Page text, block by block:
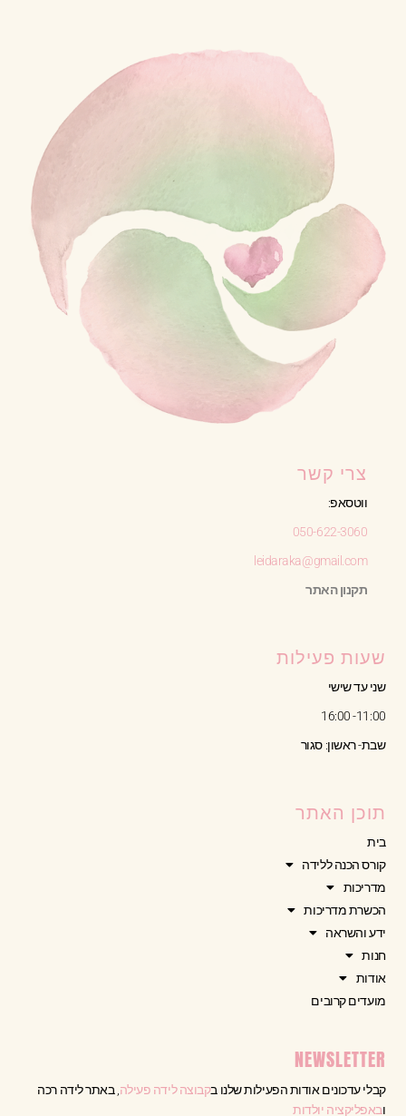
צרי קשר
ווטסאפ:
050-622-3060
leidaraka@gmail.com
תקנון האתר
שעות פעילות
שני עד שישי
11:00- 16:00
שבת- ראשון: סגור
תוכן האתר
בית
קורס הכנה ללידה
מדריכות
הכשרת מדריכות
ידע והשראה
חנות
אודות
מועדים קרובים
NEWSLETTER
קבלי עדכונים אודות הפעילות שלנו בקבוצה לידה פעילה , באתר לידה רכה
ובאפליקציה יולדות